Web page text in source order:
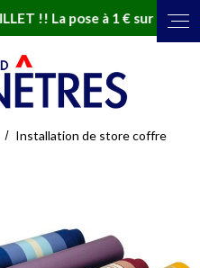
!! La pose à 1 € sur une
Installation de store coffre